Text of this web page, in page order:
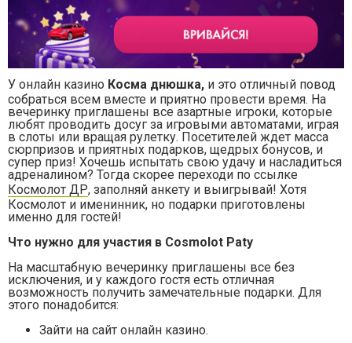
У онлайн казино Косма днюшка, и это отличный повод
собраться всем вместе и приятно провести время. На
вечеринку приглашены все азартные игроки, которые
любят проводить досуг за игровыми автоматами, играя
в слоты или вращая рулетку. Посетителей ждет масса
сюрпризов и приятных подарков, щедрых бонусов, и
супер приз! Хочешь испытать свою удачу и насладиться
адреналином? Тогда скорее переходи по ссылке
Космолот ДР, заполняй анкету и выигрывай! Хотя
Космолот и именинник, но подарки приготовлены
именно для гостей!
Что нужно для участия в Cosmolot Paty
На масштабную вечеринку приглашены все без
исключения, и у каждого гостя есть отличная
возможность получить замечательные подарки. Для
этого понадобится:
Зайти на сайт онлайн казино.